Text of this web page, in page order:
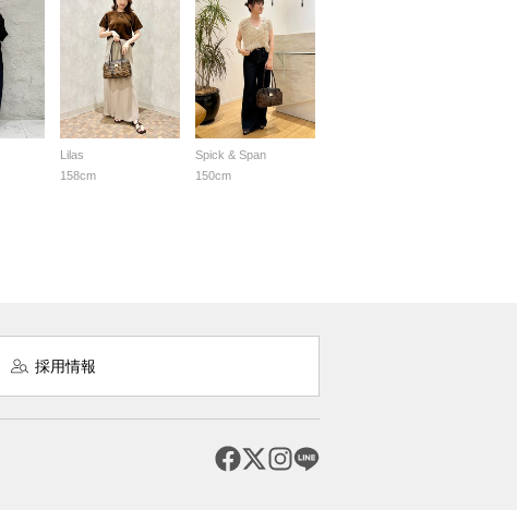
Lilas
158cm
Spick & Span
150cm
採用情報